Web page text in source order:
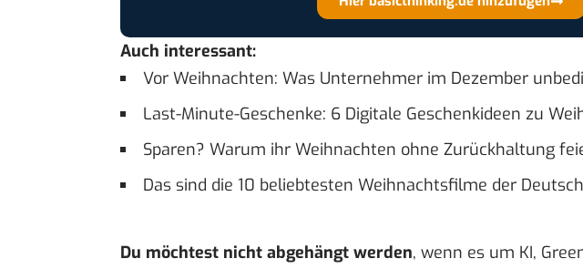
Auch interessant:
Vor Weihnachten: Was Unternehmer im Dezember
Last-Minute-Geschenke: 6 Digitale Geschenkideen zu
Sparen? Warum ihr Weihnachten ohne Zurückhaltung
Das sind die 10 beliebtesten Weihnachtsfilme der
Du möchtest nicht abgehängt werden, wenn es um KI,